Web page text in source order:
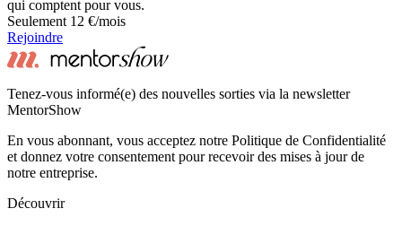
qui comptent pour vous.
Seulement 12 €/mois
Rejoindre
Tenez-vous informé(e) des nouvelles sorties via la newsletter
MentorShow
En vous abonnant, vous acceptez notre Politique de Confidentialité
et donnez votre consentement pour recevoir des mises à jour de
notre entreprise.
Découvrir